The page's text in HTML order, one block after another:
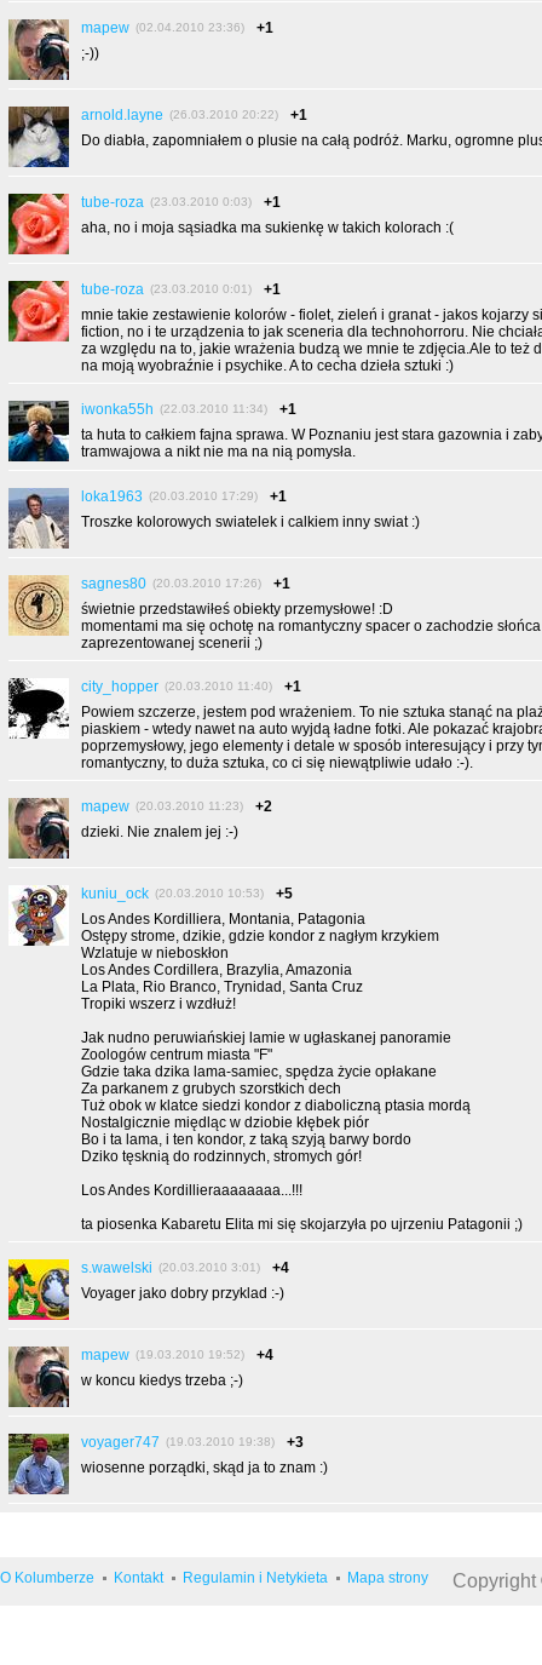
mapew (02.04.2010 23:36)
+1
;-))
arnold.layne (26.03.2010 20:22)
+1
Do diabła, zapomniałem o plusie na całą podróż. Marku, ogromne
tube-roza (23.03.2010 0:03)
+1
aha, no i moja sąsiadka ma sukienkę w takich kolorach :(
tube-roza (23.03.2010 0:01)
+1
mnie takie zestawienie kolorów - fiolet, zieleń i granat - jakos kojarzy
fiction, no i te urządzenia to jak sceneria dla technohorroru. Nie
za względu na to, jakie wrażenia budzą we mnie te zdjęcia.Ale to też
na moją wyobraźnie i psychike. A to cecha dzieła sztuki :)
iwonka55h (22.03.2010 11:34)
+1
ta huta to całkiem fajna sprawa. W Poznaniu jest stara gazownia i
tramwajowa a nikt nie ma na nią pomysła.
loka1963 (20.03.2010 17:29)
+1
Troszke kolorowych swiatelek i calkiem inny swiat :)
sagnes80 (20.03.2010 17:26)
+1
świetnie przedstawiłeś obiekty przemysłowe! :D
momentami ma się ochotę na romantyczny spacer o zachodzie
zaprezentowanej scenerii ;)
city_hopper (20.03.2010 11:40)
+1
Powiem szczerze, jestem pod wrażeniem. To nie sztuka stanąć na
piaskiem - wtedy nawet na auto wyjdą ładne fotki. Ale pokazać
poprzemysłowy, jego elementy i detale w sposób interesujący i przy
romantyczny, to duża sztuka, co ci się niewątpliwie udało :-).
mapew (20.03.2010 11:23)
+2
dzieki. Nie znalem jej :-)
kuniu_ock (20.03.2010 10:53)
+5
Los Andes Kordilliera, Montania, Patagonia
Ostępy strome, dzikie, gdzie kondor z nagłym krzykiem
Wzlatuje w nieboskłon
Los Andes Cordillera, Brazylia, Amazonia
La Plata, Rio Branco, Trynidad, Santa Cruz
Tropiki wszerz i wzdłuż!
Jak nudno peruwiańskiej lamie w ugłaskanej panoramie
Zoologów centrum miasta "F"
Gdzie taka dzika lama-samiec, spędza życie opłakane
Za parkanem z grubych szorstkich dech
Tuż obok w klatce siedzi kondor z diaboliczną ptasia mordą
Nostalgicznie międląc w dziobie kłębek piór
Bo i ta lama, i ten kondor, z taką szyją barwy bordo
Dziko tęsknią do rodzinnych, stromych gór!
Los Andes Kordillieraaaaaaaa...!!!
ta piosenka Kabaretu Elita mi się skojarzyła po ujrzeniu Patagonii ;)
s.wawelski (20.03.2010 3:01)
+4
Voyager jako dobry przyklad :-)
mapew (19.03.2010 19:52)
+4
w koncu kiedys trzeba ;-)
voyager747 (19.03.2010 19:38)
+3
wiosenne porządki, skąd ja to znam :)
O Kolumberze Kontakt Regulamin i Netykieta Mapa strony